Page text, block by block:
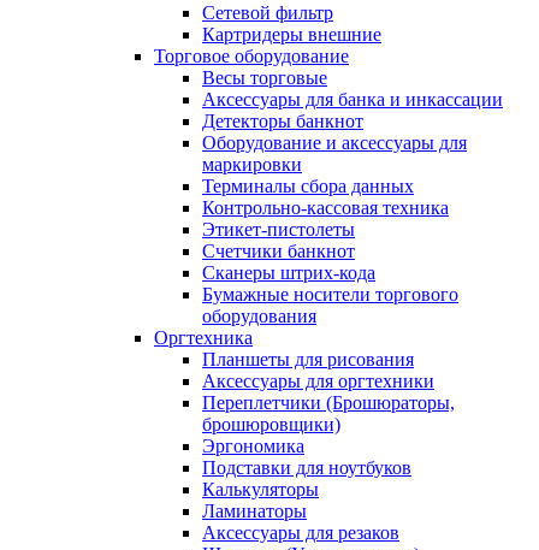
Сетевой фильтр
Картридеры внешние
Торговое оборудование
Весы торговые
Аксессуары для банка и инкассации
Детекторы банкнот
Оборудование и аксессуары для
маркировки
Терминалы сбора данных
Контрольно-кассовая техника
Этикет-пистолеты
Счетчики банкнот
Сканеры штрих-кода
Бумажные носители торгового
оборудования
Оргтехника
Планшеты для рисования
Аксессуары для оргтехники
Переплетчики (Брошюраторы,
брошюровщики)
Эргономика
Подставки для ноутбуков
Калькуляторы
Ламинаторы
Аксессуары для резаков